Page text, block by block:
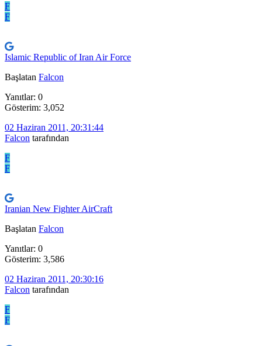
F
F
Islamic Republic of Iran Air Force
Başlatan Falcon
Yanıtlar: 0
Gösterim: 3,052
02 Haziran 2011, 20:31:44
Falcon tarafından
F
F
Iranian New Fighter AirCraft
Başlatan Falcon
Yanıtlar: 0
Gösterim: 3,586
02 Haziran 2011, 20:30:16
Falcon tarafından
F
F